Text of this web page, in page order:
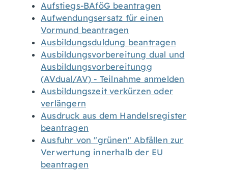
Aufstiegs-BAföG beantragen
Aufwendungsersatz für einen
Vormund beantragen
Ausbildungsduldung beantragen
Ausbildungsvorbereitung dual und
Ausbildungsvorbereitungg
(AVdual/AV) - Teilnahme anmelden
Ausbildungszeit verkürzen oder
verlängern
Ausdruck aus dem Handelsregister
beantragen
Ausfuhr von "grünen" Abfällen zur
Verwertung innerhalb der EU
beantragen